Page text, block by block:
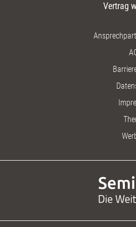
Vertrag